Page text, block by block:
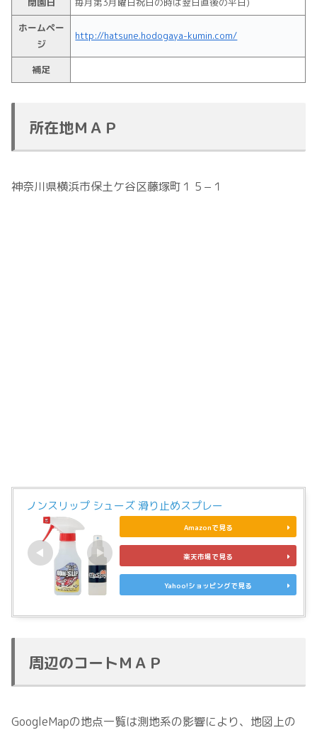
ホームペー
ジ
http://hatsune.hodogaya-kumin.com/
補足
所在地ＭＡＰ
神奈川県横浜市保土ケ谷区藤塚町１５−１
ノンスリップ シューズ 滑り止めスプレー
Amazonで見る
楽天市場で見る
Yahoo!ショッピングで見る
周辺のコートＭＡＰ
GoogleMapの地点一覧は測地系の影響により、地図上の